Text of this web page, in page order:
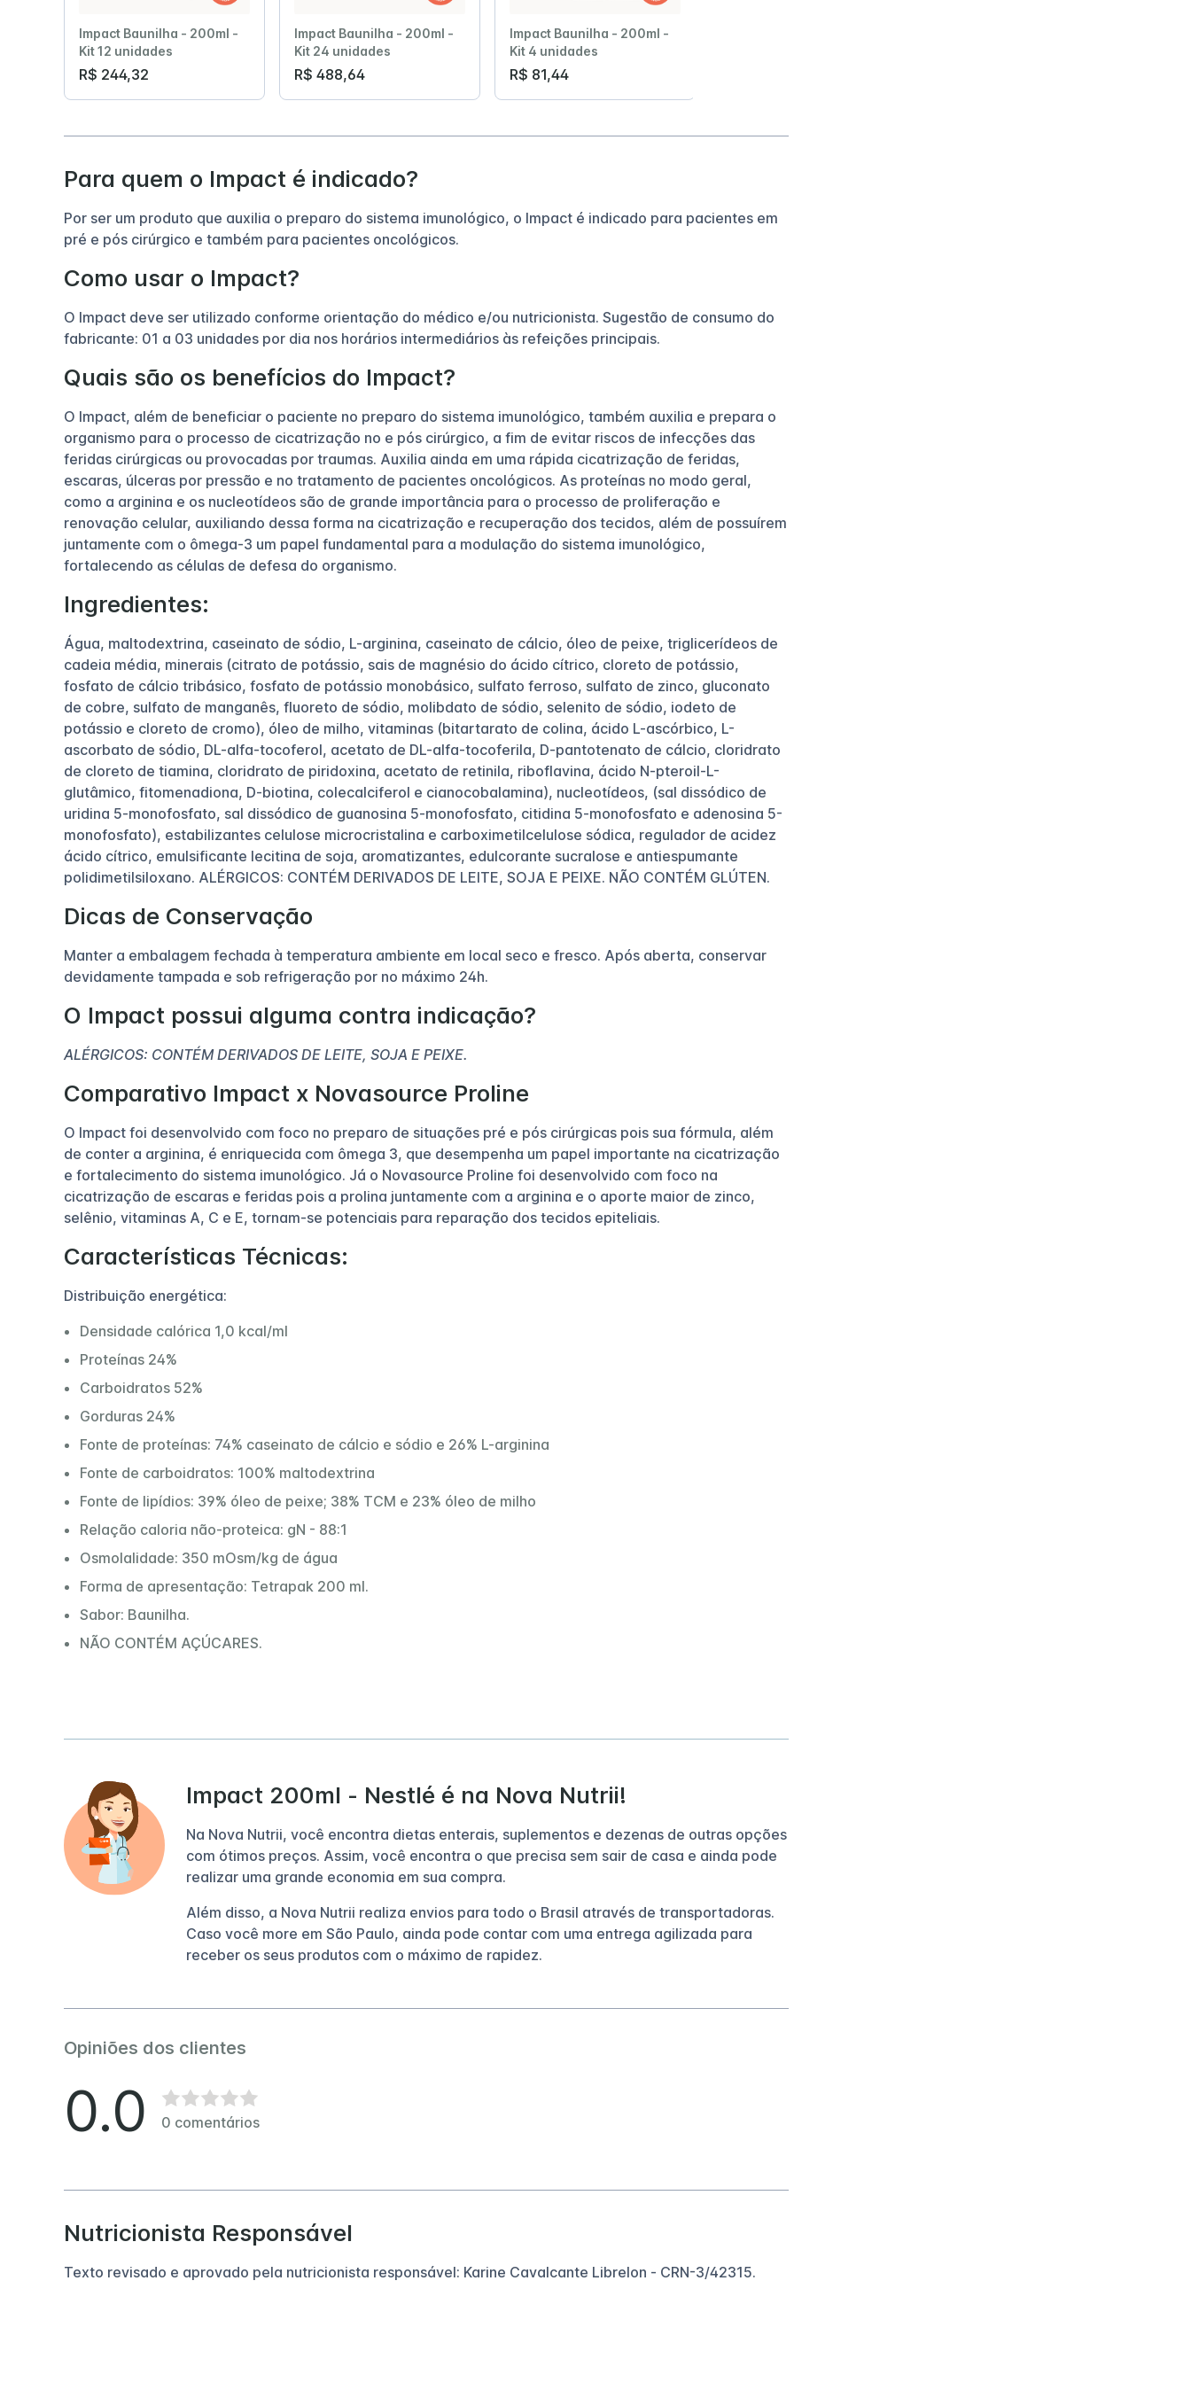
Impact Baunilha - 200ml -
Kit 12 unidades
R$ 244,32
Impact Baunilha - 200ml -
Kit 24 unidades
R$ 488,64
Impact Baunilha - 200ml -
Kit 4 unidades
R$ 81,44
Para quem o Impact é indicado?
Por ser um produto que auxilia o preparo do sistema imunológico, o Impact é indicado para pacientes em
pré e pós cirúrgico e também para pacientes oncológicos.
Como usar o Impact?
O Impact deve ser utilizado conforme orientação do médico e/ou nutricionista. Sugestão de consumo do
fabricante: 01 a 03 unidades por dia nos horários intermediários às refeições principais.
Quais são os benefícios do Impact?
O Impact, além de beneficiar o paciente no preparo do sistema imunológico, também auxilia e prepara o
organismo para o processo de cicatrização no e pós cirúrgico, a fim de evitar riscos de infecções das
feridas cirúrgicas ou provocadas por traumas. Auxilia ainda em uma rápida cicatrização de feridas,
escaras, úlceras por pressão e no tratamento de pacientes oncológicos. As proteínas no modo geral,
como a arginina e os nucleotídeos são de grande importância para o processo de proliferação e
renovação celular, auxiliando dessa forma na cicatrização e recuperação dos tecidos, além de possuírem
juntamente com o ômega-3 um papel fundamental para a modulação do sistema imunológico,
fortalecendo as células de defesa do organismo.
Ingredientes:
Água, maltodextrina, caseinato de sódio, L-arginina, caseinato de cálcio, óleo de peixe, triglicerídeos de
cadeia média, minerais (citrato de potássio, sais de magnésio do ácido cítrico, cloreto de potássio,
fosfato de cálcio tribásico, fosfato de potássio monobásico, sulfato ferroso, sulfato de zinco, gluconato
de cobre, sulfato de manganês, fluoreto de sódio, molibdato de sódio, selenito de sódio, iodeto de
potássio e cloreto de cromo), óleo de milho, vitaminas (bitartarato de colina, ácido L-ascórbico, L-
ascorbato de sódio, DL-alfa-tocoferol, acetato de DL-alfa-tocoferila, D-pantotenato de cálcio, cloridrato
de cloreto de tiamina, cloridrato de piridoxina, acetato de retinila, riboflavina, ácido N-pteroil-L-
glutâmico, fitomenadiona, D-biotina, colecalciferol e cianocobalamina), nucleotídeos, (sal dissódico de
uridina 5-monofosfato, sal dissódico de guanosina 5-monofosfato, citidina 5-monofosfato e adenosina 5-
monofosfato), estabilizantes celulose microcristalina e carboximetilcelulose sódica, regulador de acidez
ácido cítrico, emulsificante lecitina de soja, aromatizantes, edulcorante sucralose e antiespumante
polidimetilsiloxano. ALÉRGICOS: CONTÉM DERIVADOS DE LEITE, SOJA E PEIXE. NÃO CONTÉM GLÚTEN.
Dicas de Conservação
Manter a embalagem fechada à temperatura ambiente em local seco e fresco. Após aberta, conservar
devidamente tampada e sob refrigeração por no máximo 24h.
O Impact possui alguma contra indicação?
ALÉRGICOS: CONTÉM DERIVADOS DE LEITE, SOJA E PEIXE.
Comparativo Impact x Novasource Proline
O Impact foi desenvolvido com foco no preparo de situações pré e pós cirúrgicas pois sua fórmula, além
de conter a arginina, é enriquecida com ômega 3, que desempenha um papel importante na cicatrização
e fortalecimento do sistema imunológico. Já o Novasource Proline foi desenvolvido com foco na
cicatrização de escaras e feridas pois a prolina juntamente com a arginina e o aporte maior de zinco,
selênio, vitaminas A, C e E, tornam-se potenciais para reparação dos tecidos epiteliais.
Características Técnicas:
Distribuição energética:
Densidade calórica 1,0 kcal/ml
Proteínas 24%
Carboidratos 52%
Gorduras 24%
Fonte de proteínas: 74% caseinato de cálcio e sódio e 26% L-arginina
Fonte de carboidratos: 100% maltodextrina
Fonte de lipídios: 39% óleo de peixe; 38% TCM e 23% óleo de milho
Relação caloria não-proteica: gN - 88:1
Osmolalidade: 350 mOsm/kg de água
Forma de apresentação: Tetrapak 200 ml.
Sabor: Baunilha.
NÃO CONTÉM AÇÚCARES.
Impact 200ml - Nestlé é na Nova Nutrii!
Na Nova Nutrii, você encontra dietas enterais, suplementos e dezenas de outras opções
com ótimos preços. Assim, você encontra o que precisa sem sair de casa e ainda pode
realizar uma grande economia em sua compra.
Além disso, a Nova Nutrii realiza envios para todo o Brasil através de transportadoras.
Caso você more em São Paulo, ainda pode contar com uma entrega agilizada para
receber os seus produtos com o máximo de rapidez.
Opiniões dos clientes
0.0 0 comentários
Nutricionista Responsável
Texto revisado e aprovado pela nutricionista responsável: Karine Cavalcante Librelon - CRN-3/42315.